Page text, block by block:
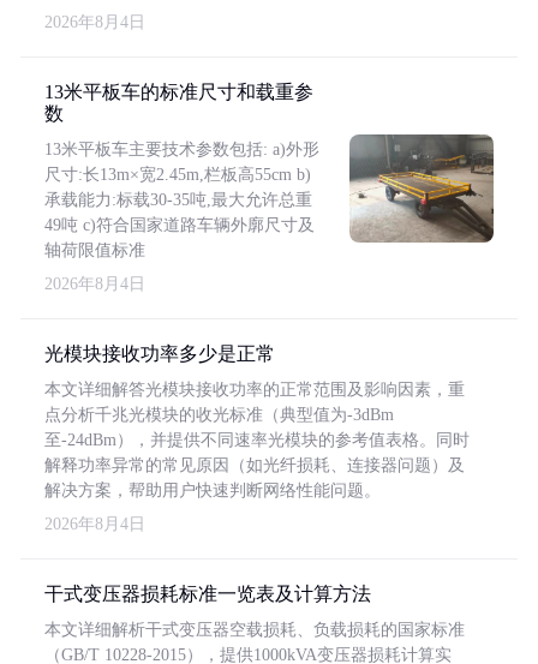
2026年8月4日
13米平板车的标准尺寸和载重参
数
13米平板车主要技术参数包括: a)外形
尺寸:长13m×宽2.45m,栏板高55cm b)
承载能力:标载30-35吨,最大允许总重
49吨 c)符合国家道路车辆外廓尺寸及
轴荷限值标准
2026年8月4日
光模块接收功率多少是正常
本文详细解答光模块接收功率的正常范围及影响因素，重
点分析千兆光模块的收光标准（典型值为-3dBm
至-24dBm），并提供不同速率光模块的参考值表格。同时
解释功率异常的常见原因（如光纤损耗、连接器问题）及
解决方案，帮助用户快速判断网络性能问题。
2026年8月4日
干式变压器损耗标准一览表及计算方法
本文详细解析干式变压器空载损耗、负载损耗的国家标准
（GB/T 10228-2015），提供1000kVA变压器损耗计算实